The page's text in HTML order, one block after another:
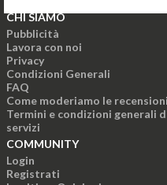
CHI SIAMO
Pubblicità
Lavora con noi
Privacy
Condizioni Generali
FAQ
Come moderiamo le recensioni
Termini e condizioni generali
servizi
COMMUNITY
Login
Registrati